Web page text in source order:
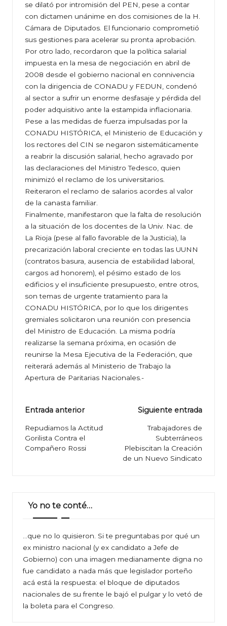
se dilató por intromisión del PEN, pese a contar
con dictamen unánime en dos comisiones de la H.
Cámara de Diputados. El funcionario comprometió
sus gestiones para acelerar su pronta aprobación.
Por otro lado, recordaron que la política salarial
impuesta en la mesa de negociación en abril de
2008 desde el gobierno nacional en connivencia
con la dirigencia de CONADU y FEDUN, condenó
al sector a sufrir un enorme desfasaje y pérdida del
poder adquisitivo ante la estampida inflacionaria.
Pese a las medidas de fuerza impulsadas por la
CONADU HISTÓRICA, el Ministerio de Educación y
los rectores del CIN se negaron sistemáticamente
a reabrir la discusión salarial, hecho agravado por
las declaraciones del Ministro Tedesco, quien
minimizó el reclamo de los universitarios.
Reiteraron el reclamo de salarios acordes al valor
de la canasta familiar.
Finalmente, manifestaron que la falta de resolución
a la situación de los docentes de la Univ. Nac. de
La Rioja (pese al fallo favorable de la Justicia), la
precarización laboral creciente en todas las UUNN
(contratos basura, ausencia de estabilidad laboral,
cargos ad honorem), el pésimo estado de los
edificios y el insuficiente presupuesto, entre otros,
son temas de urgente tratamiento para la
CONADU HISTÓRICA, por lo que los dirigentes
gremiales solicitaron una reunión con presencia
del Ministro de Educación. La misma podría
realizarse la semana próxima, en ocasión de
reunirse la Mesa Ejecutiva de la Federación, que
reiterará además al Ministerio de Trabajo la
Apertura de Paritarias Nacionales.-
Navegación
de
entradas
Entrada anterior
Repudiamos la Actitud
Gorilista Contra el
Compañero Rossi
Siguiente entrada
Trabajadores de
Subterráneos
Plebiscitan la Creación
de un Nuevo Sindicato
Yo no te conté…
…que no lo quisieron. Si te preguntabas por qué un
ex ministro nacional (y ex candidato a Jefe de
Gobierno) con una imagen medianamente digna no
fue candidato a nada más que legislador porteño
acá está la respuesta: el bloque de diputados
nacionales de su frente le bajó el pulgar y lo vetó de
la boleta para el Congreso.